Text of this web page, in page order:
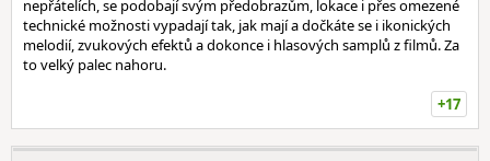
nepřátelích, se podobají svým předobrazům, lokace i přes omezené
technické možnosti vypadají tak, jak mají a dočkáte se i ikonických
melodií, zvukových efektů a dokonce i hlasových samplů z filmů. Za
to velký palec nahoru.
+17